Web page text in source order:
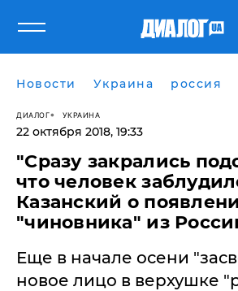
Новости Украина россия
ДИАЛОГ УКРАИНА
22 октября 2018, 19:33
"Сразу закрались
что человек
Казанский о
"чиновника" из
Еще в начале осени
новое лицо в верхушке